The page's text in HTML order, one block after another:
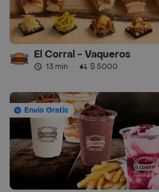
El Corral - Vaqueros
13 min · $ 5000
Envío Gratis